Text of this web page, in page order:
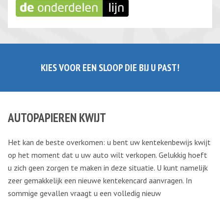
KIES VOOR EEN SLOOP DIE BIJ U PAST!
AUTOPAPIEREN KWIJT
Het kan de beste overkomen: u bent uw kentekenbewijs kwijt
op het moment dat u uw auto wilt verkopen. Gelukkig hoeft
u zich geen zorgen te maken in deze situatie. U kunt namelijk
zeer gemakkelijk een nieuwe kentekencard aanvragen. In
sommige gevallen vraagt u een volledig nieuw